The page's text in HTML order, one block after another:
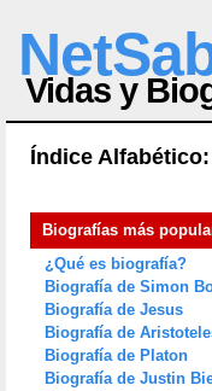
Vidas y
Índice
Biografías más
¿Qué es biografía?
Biografía de Simon
Biografía de Jesus
Biografía de
Biografía de Platon
Biografía de Justin